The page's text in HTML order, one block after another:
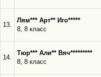
13.
Лям*** Арт** Иго*****
8, 8 класс
14.
Тюр*** Али** Вяч*********
8, 8 класс